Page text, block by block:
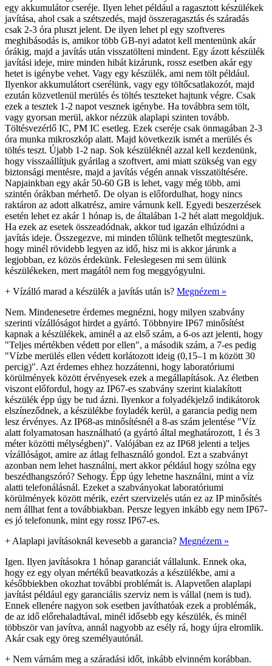
egy akkumulátor cseréje. Ilyen lehet például a ragasztott készülékek
javítása, ahol csak a szétszedés, majd összeragasztás és száradás
csak 2-3 óra pluszt jelent. De ilyen lehet pl egy szoftveres
meghibásodás is, amikor több GB-nyi adatot kell mentenünk akár
órákig, majd a javítás után visszatölteni mindent. Egy ázott készülék
javítási ideje, mire minden hibát kizárunk, rossz esetben akár egy
hetet is igénybe vehet. Vagy egy készülék, ami nem tölt például.
Ilyenkor akkumulátort cserélünk, vagy egy töltőcsatlakozót, majd
ezután közvetlenül merülés és töltés teszteket hajtunk végre. Csak
ezek a tesztek 1-2 napot vesznek igénybe. Ha továbbra sem tölt,
vagy gyorsan merül, akkor nézzük alaplapi szinten tovább.
Töltésvezérlő IC, PM IC esetleg. Ezek cseréje csak önmagában 2-3
óra munka mikroszkóp alatt. Majd következik ismét a merülés és
töltés teszt. Újabb 1-2 nap. Sok készüléknél azzal kell kezdenünk,
hogy visszaállítjuk gyárilag a szoftvert, ami miatt szükség van egy
biztonsági mentésre, majd a javítás végén annak visszatöltésére.
Napjainkban egy akár 50-60 GB is lehet, vagy még több, ami
szintén órákban mérhető. De olyan is előfordulhat, hogy nincs
raktáron az adott alkatrész, amire várnunk kell. Egyedi beszerzések
esetén lehet ez akár 1 hónap is, de általában 1-2 hét alatt megoldjuk.
Ha ezek az esetek összeadódnak, akkor tud igazán elhúzódni a
javítás ideje. Összegezve, mi minden tőlünk telhetőt megteszünk,
hogy minél rövidebb legyen az idő, hisz mi is akkor járunk a
legjobban, ez közös érdekünk. Feleslegesen mi sem ülünk
készülékeken, mert magától nem fog meggyógyulni.
+ Vízálló marad a készülék a javítás után is? Megnézem »
Nem. Mindenesetre érdemes megnézni, hogy milyen szabvány
szerinti vízállóságot hirdet a gyártó. Többnyire IP67 minősítést
kapnak a készülékek, aminél a az első szám, a 6-os azt jelenti, hogy
"Teljes mértékben védett por ellen", a második szám, a 7-es pedig
"Vízbe merülés ellen védett korlátozott ideig (0,15–1 m között 30
percig)". Azt érdemes ehhez hozzátenni, hogy laboratóriumi
körülmények között érvényesek ezek a megállapítások. Az életben
viszont előfordul, hogy az IP67-es szabvány szerint kialakított
készülék épp úgy be tud ázni. Ilyenkor a folyadékjelző indikátorok
elszíneződnek, a készülékbe foyladék kerül, a garancia pedig nem
lesz érvényes. Az IP68-as minősítésnél a 8-as szám jelentése "Víz
alatt folyamatosan használható (a gyártó által meghatározott, 1 és 3
méter közötti mélységben)". Valójában ez az IP68 jelenti a teljes
vízállóságot, amire az átlag felhasználó gondol. Ezt a szabványt
azonban nem lehet használni, mert akkor például hogy szólna egy
beszédhangszóró? Sehogy. Épp úgy lehetne használni, mint a víz
alatti telefonálásnál. Ezeket a szabványokat laboratóriumi
körülmények között mérik, ezért szervizelés után ez az IP minősítés
nem állhat fent a továbbiakban. Persze legyen inkább egy nem IP67-
es jó telefonunk, mint egy rossz IP67-es.
+ Alaplapi javításoknál kevesebb a garancia? Megnézem »
Igen. Ilyen javításokra 1 hónap garanciát vállalunk. Ennek oka,
hogy ez egy olyan mértékű beavatkozás a készülékbe, ami a
későbbiekben okozhat további problémát is. Alapvetően alaplapi
javítást például egy garanciális szerviz nem is vállal (nem is tud).
Ennek ellenére nagyon sok esetben javíthatóak ezek a problémák,
de az idő előrehaladtával, minél idősebb egy készülék, és minél
többször van javítva, annál nagyobb az esély rá, hogy újra elromlik.
Akár csak egy öreg személyautónál.
+ Nem várnám meg a száradási időt, inkább elvinném korábban.